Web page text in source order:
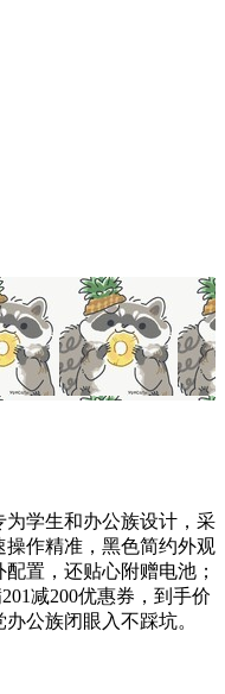
学生和办公族设计，采
操作精准，黑色简约外观
置，还贴心附赠电池；
减200优惠券，到手价
公族闭眼入不踩坑。